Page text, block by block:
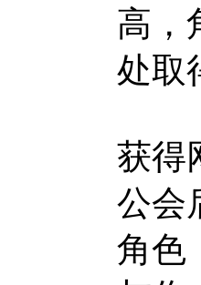
高，
处取
获得
公会
角色